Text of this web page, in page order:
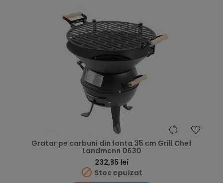
Gratar pe carbuni din fonta 35 cm Grill Chef
Landmann 0630
232,85 lei
 Stoc epuizat